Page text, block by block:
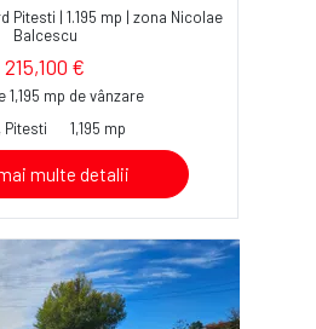
Pitesti | 1.195 mp | zona Nicolae
Balcescu
215,100 €
1,195 mp de vânzare
Pitesti
1,195 mp
multe detalii